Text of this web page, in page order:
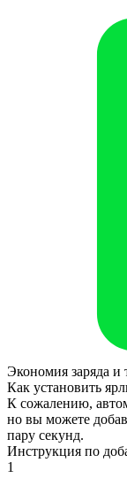
Экономия заряда и
Как установить
К сожалению,
но вы можете
пару секунд.
Инструкция по
1